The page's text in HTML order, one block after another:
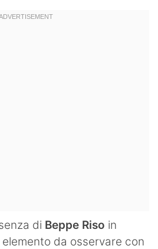
di Beppe Riso in
da osservare con